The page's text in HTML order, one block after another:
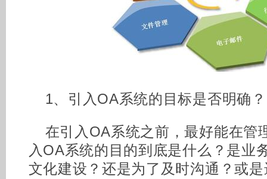
1、引入OA系统的目标是否明确？
在引入OA系统之前，最好能在管
入OA系统的目的到底是什么？是业
文化建设？还是为了及时沟通？或